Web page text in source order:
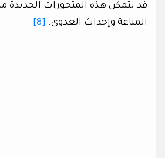
قد تتمكن هذه المتحورات الجديدة
المناعة وإحداث العدوى. [8]